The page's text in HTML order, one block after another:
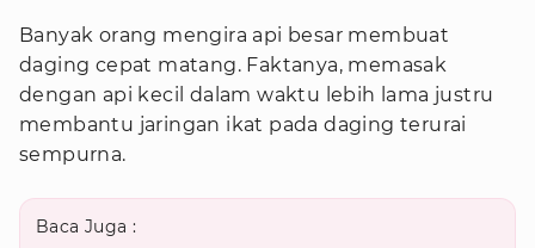
Banyak orang mengira api besar membuat
daging cepat matang. Faktanya, memasak
dengan api kecil dalam waktu lebih lama justru
membantu jaringan ikat pada daging terurai
sempurna.
Baca Juga :